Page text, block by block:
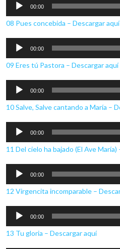
Reproductor
de
audio
00:00
08 Pues concebida – Descargar aquí
Reproductor
de
audio
00:00
09 Eres tú Pastora – Descargar aquí
Reproductor
de
audio
00:00
10 Salve, Salve cantando a María –
Reproductor
de
audio
00:00
11 Del cielo ha bajado (El Ave
Reproductor
de
audio
00:00
12 Virgencita incomparable –
Reproductor
de
audio
00:00
13 Tu gloria – Descargar aquí